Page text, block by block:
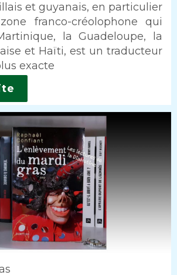
et guyanais, en particulier
franco-créolophone qui
la Guadeloupe, la
et Haïti, est un traducteur
exacte